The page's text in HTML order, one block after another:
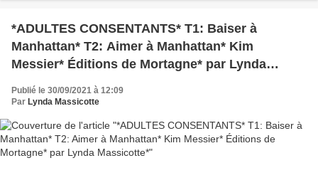
*ADULTES CONSENTANTS* T1: Baiser à
Manhattan* T2: Aimer à Manhattan* Kim
Messier* Éditions de Mortagne* par Lynda
Massicotte*
Publié le 30/09/2021 à 12:09
Par Lynda Massicotte